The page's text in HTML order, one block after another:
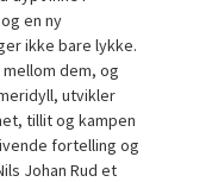
en ny
ikke bare lykke.
dem, og
utvikler
tillit og kampen
fortelling og
Johan Rud et